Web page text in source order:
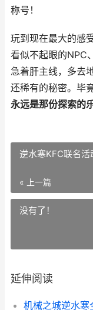
称号！
玩到现在最大的感
看似不起眼的NPC
急着肝主线，多去
还稀有的秘密。毕
永远是那份探索的
逆水寒KFC联名
« 上一篇
没有了！
延伸阅读